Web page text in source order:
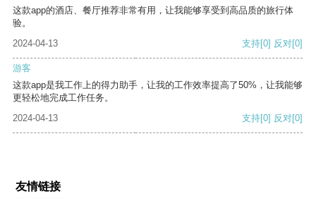
这款app的酒店、餐厅推荐非常有用，让我能够享受到高品质的旅行体
验。
2024-04-13
支持[0] 反对[0]
游客
这款app是我工作上的得力助手，让我的工作效率提高了50%，让我能够
更轻松地完成工作任务。
2024-04-13
支持[0] 反对[0]
友情链接